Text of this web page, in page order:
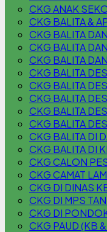
CKG ANAK
CKG BALITA &
CKG BALITA
CKG BALITA
CKG BALITA
CKG BALITA
CKG BALITA
CKG BALITA
CKG BALITA
CKG BALITA
CKG BALITA DI
CKG BALITA DI
CKG CALON
CKG CAMAT
CKG DI DINAS
CKG DI MPS
CKG DI
CKG PAUD (KB